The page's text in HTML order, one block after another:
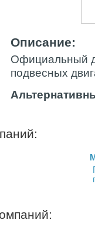
Описание:
Официальный
подвесных